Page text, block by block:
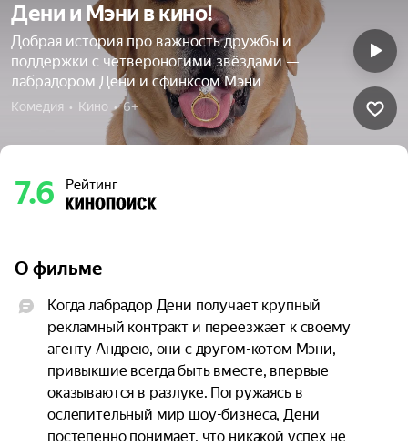
Дени и Мэни в кино!
Добрая история про важность дружбы и
поддержки с четвероногими звёздами —
лабрадором Дени и сфинксом Мэни
Комедия  •  Кино  •  6+
7.6 Рейтинг
О фильме
Когда лабрадор Дени получает крупный
рекламный контракт и переезжает к своему
агенту Андрею, они с другом-котом Мэни,
привыкшие всегда быть вместе, впервые
оказываются в разлуке. Погружаясь в
ослепительный мир шоу-бизнеса, Дени
постепенно понимает, что никакой успех не